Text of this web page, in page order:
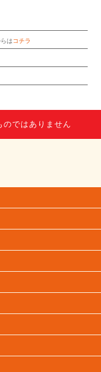
はコチラ
ではありません